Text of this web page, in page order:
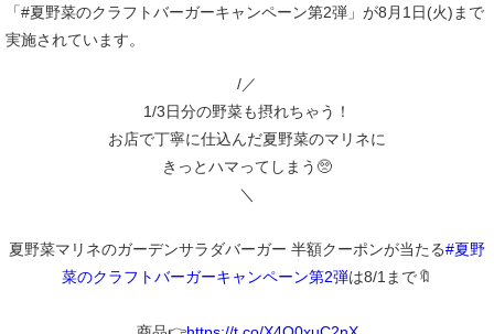
「#夏野菜のクラフトバーガーキャンペーン第2弾」が8月1日(火)まで
実施されています。
/／
1/3日分の野菜も摂れちゃう！
お店で丁寧に仕込んだ夏野菜のマリネに
きっとハマってしまう🥺
＼
夏野菜マリネのガーデンサラダバーガー 半額クーポンが当たる#夏野
菜のクラフトバーガーキャンペーン第2弾は8/1まで🔖